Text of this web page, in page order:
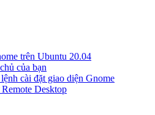
trên Ubuntu 20.04
của bạn
cài đặt giao diện Gnome
Desktop